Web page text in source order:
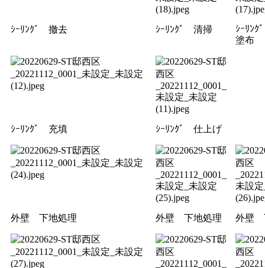
ｼｰﾘﾝｸﾞ 撤去 ｼｰﾘﾝｸﾞ 清掃
ｼｰﾘﾝｸ
塗布
ｼｰﾘﾝｸﾞ 充填 ｼｰﾘﾝｸﾞ 仕上げ
外壁 下地処理 外壁 下地処理 外壁